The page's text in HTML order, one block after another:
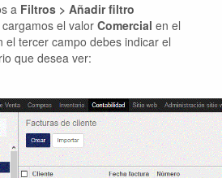
a Filtros > Añadir filtro
el valor Comercial en el
el tercer campo debes indicar el
que desea ver: